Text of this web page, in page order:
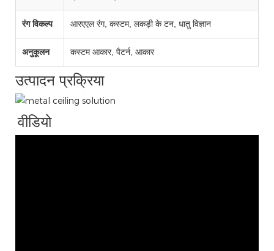
रंग विकल्प आरएएल रंग, कस्टम, लकड़ी के टन, धातु विज्ञान
अनुकूलन कस्टम आकार, पैटर्न, आकार
उत्पादन प्रक्रिया
वीडियो